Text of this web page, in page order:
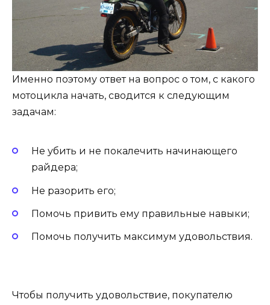
Именно поэтому ответ на вопрос о том, с какого
мотоцикла начать, сводится к следующим
задачам:
Не убить и не покалечить начинающего
райдера;
Не разорить его;
Помочь привить ему правильные навыки;
Помочь получить максимум удовольствия.
Чтобы получить удовольствие, покупателю